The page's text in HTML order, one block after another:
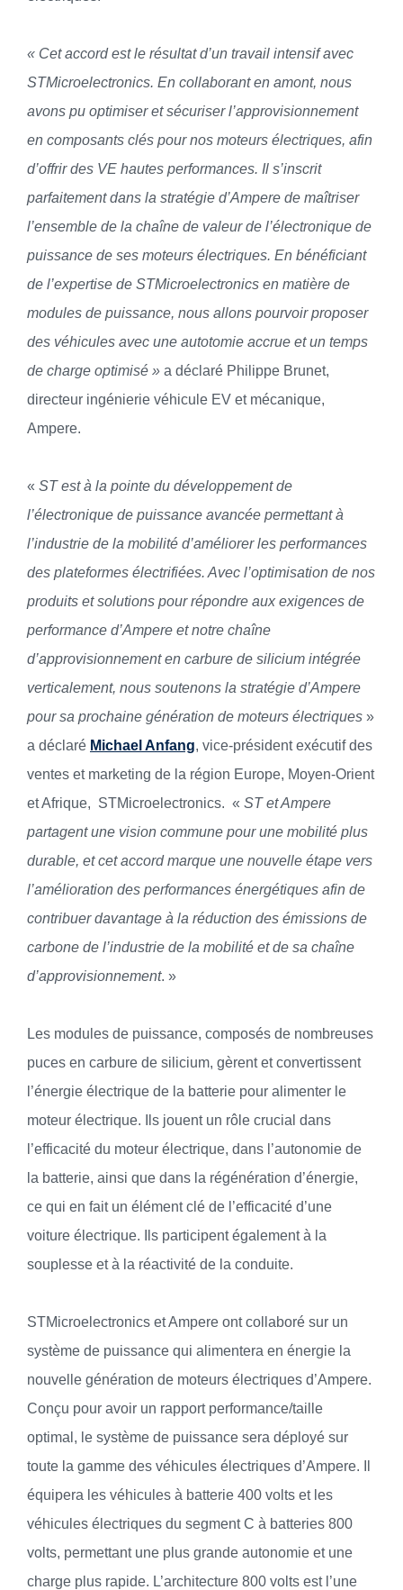
« Cet accord est le résultat d’un travail intensif avec
STMicroelectronics. En collaborant en amont, nous
avons pu optimiser et sécuriser l’approvisionnement
en composants clés pour nos moteurs électriques, afin
d’offrir des VE hautes performances. Il s’inscrit
parfaitement dans la stratégie d’Ampere de maîtriser
l’ensemble de la chaîne de valeur de l’électronique de
puissance de ses moteurs électriques. En bénéficiant
de l’expertise de STMicroelectronics en matière de
modules de puissance, nous allons pourvoir proposer
des véhicules avec une autotomie accrue et un temps
de charge optimisé » a déclaré Philippe Brunet,
directeur ingénierie véhicule EV et mécanique,
Ampere.
« ST est à la pointe du développement de
l’électronique de puissance avancée permettant à
l’industrie de la mobilité d’améliorer les performances
des plateformes électrifiées. Avec l’optimisation de nos
produits et solutions pour répondre aux exigences de
performance d’Ampere et notre chaîne
d’approvisionnement en carbure de silicium intégrée
verticalement, nous soutenons la stratégie d’Ampere
pour sa prochaine génération de moteurs électriques »
a déclaré Michael Anfang, vice-président exécutif des
ventes et marketing de la région Europe, Moyen-Orient
et Afrique, STMicroelectronics. « ST et Ampere
partagent une vision commune pour une mobilité plus
durable, et cet accord marque une nouvelle étape vers
l’amélioration des performances énergétiques afin de
contribuer davantage à la réduction des émissions de
carbone de l’industrie de la mobilité et de sa chaîne
d’approvisionnement. »
Les modules de puissance, composés de nombreuses
puces en carbure de silicium, gèrent et convertissent
l’énergie électrique de la batterie pour alimenter le
moteur électrique. Ils jouent un rôle crucial dans
l’efficacité du moteur électrique, dans l’autonomie de
la batterie, ainsi que dans la régénération d’énergie,
ce qui en fait un élément clé de l’efficacité d’une
voiture électrique. Ils participent également à la
souplesse et à la réactivité de la conduite.
STMicroelectronics et Ampere ont collaboré sur un
système de puissance qui alimentera en énergie la
nouvelle génération de moteurs électriques d’Ampere.
Conçu pour avoir un rapport performance/taille
optimal, le système de puissance sera déployé sur
toute la gamme des véhicules électriques d’Ampere. Il
équipera les véhicules à batterie 400 volts et les
véhicules électriques du segment C à batteries 800
volts, permettant une plus grande autonomie et une
charge plus rapide. L’architecture 800 volts est l’une